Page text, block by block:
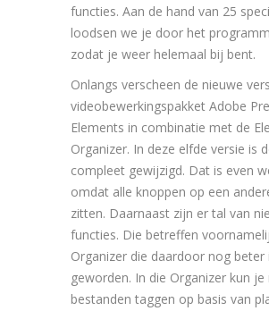
functies. Aan de hand van 25
loodsen we je door het
zodat je weer helemaal bij bent.
Onlangs verscheen de nieuwe
videobewerkingspakket Adobe
Elements in combinatie met de
Organizer. In deze elfde versie is
compleet gewijzigd. Dat is even
omdat alle knoppen op een
zitten. Daarnaast zijn er tal van
functies. Die betreffen
Organizer die daardoor nog beter
geworden. In die Organizer kun je
bestanden taggen op basis van